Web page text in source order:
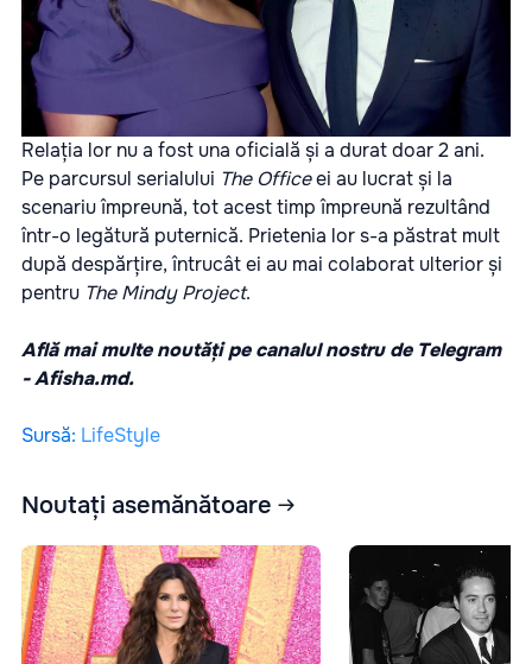
Relația lor nu a fost una oficială și a durat doar 2 ani.
Pe parcursul serialului The Officeei au lucrat și la
scenariu împreună, tot acest timp împreună rezultând
într-o legătură puternică. Prietenia lor s-a păstrat mult
după despărțire, întrucât ei au mai colaborat ulterior și
pentru The Mindy Project.
Află mai multe noutăți pe canalul nostru de Telegram
-Afisha.md.
Sursă: LifeStyle
Noutați asemănătoare